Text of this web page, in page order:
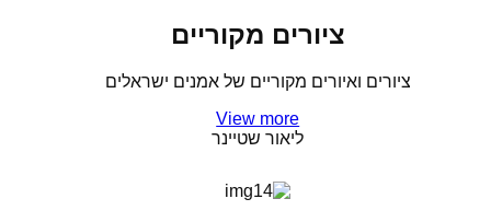
ציורים מקוריים
ציורים ואיורים מקוריים של אמנים ישראלים
View more
ליאור שטיינר